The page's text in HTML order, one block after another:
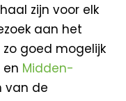
zijn voor elk
aan het
goed mogelijk
Midden-
van de